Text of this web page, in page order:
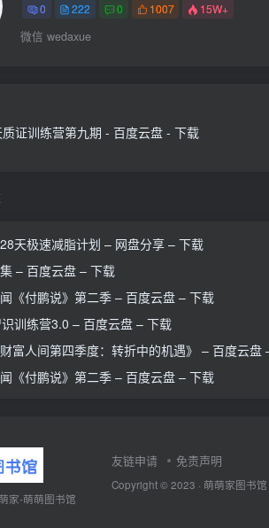
0 222 0 1007 15W+
微信 wedaxue
证训练营第九期 - 百度云盘 - 下载
天极速减脂计划 – 网盘分享 – 下载
– 百度云盘 – 下载
《付鹏说》第二季 – 百度云盘 – 下载
训练营3.0 – 百度云盘 – 下载
富人间第四季度：转折中的机遇》 – 百度云盘
《付鹏说》第二季 – 百度云盘 – 下载
家-萌萌图书馆
友链申请 免责声明
Copyright © 2023 · 萌萌家图书馆